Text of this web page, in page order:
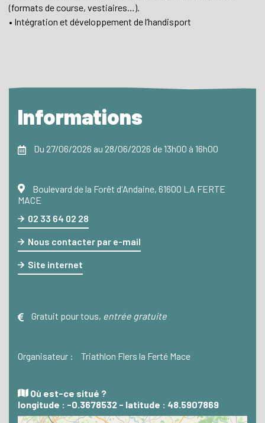
(formats de course, vestiaires…).
• Intégration et développement de l’handisport
Informations
Du 27/06/2026 au 28/06/2026 de 13h00 à 16h00
Boulevard de la Forêt d'Andaine, 61600 LA FERTE
MACE
02 33 64 02 28
Nous contacter par e-mail
Site internet
Gratuit pour tous, entrée gratuite
Organisateur : Triathlon Flers la Ferté Mace
Où est-ce situé ?
longitude : -0.3678532 - latitude : 48.5907869